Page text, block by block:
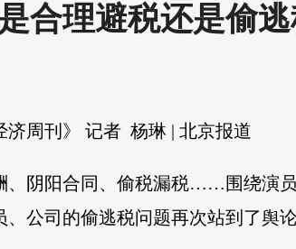
合理避税还是偷逃
济周刊》 记者 杨琳 | 北京报道
、阴阳合同、偷税漏税……围绕演
、公司的偷逃税问题再次站到了舆论